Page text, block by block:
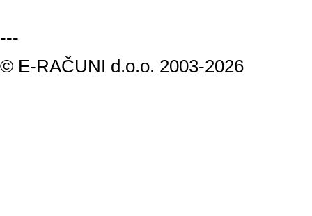
---
© E-RAČUNI d.o.o. 2003-2026